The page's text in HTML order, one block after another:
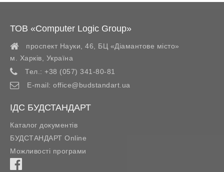
ТОВ «Computer Logic Group»
проспект Науки, 46, БЦ «Діамантове місто»
м. Харків
Україна
Тел.: +38 (057) 341-80-81
E-mail: office@budstandart.ua
ІДС БУДСТАНДАРТ
Каталог документів
БУДСТАНДАРТ Online
Можливості програми